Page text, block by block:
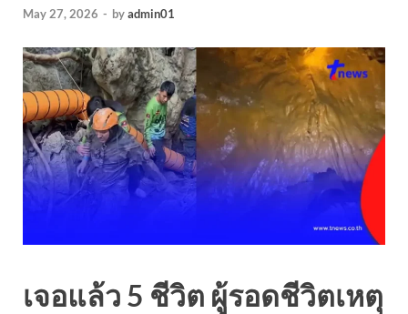
May 27, 2026 - byadmin01
เจอแล้ว 5 ชีวิต ผู้รอดชีวิตเหตุ